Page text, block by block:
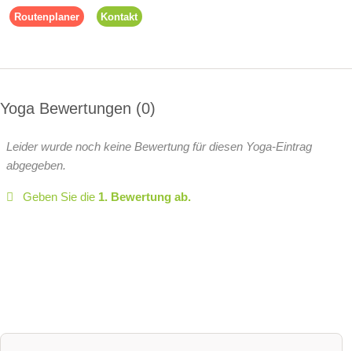
Routenplaner Kontakt
Yoga Bewertungen 0
Leider wurde noch keine Bewertung für diesen Yoga-Eintrag
abgegeben.
Geben Sie die 1. Bewertung ab.